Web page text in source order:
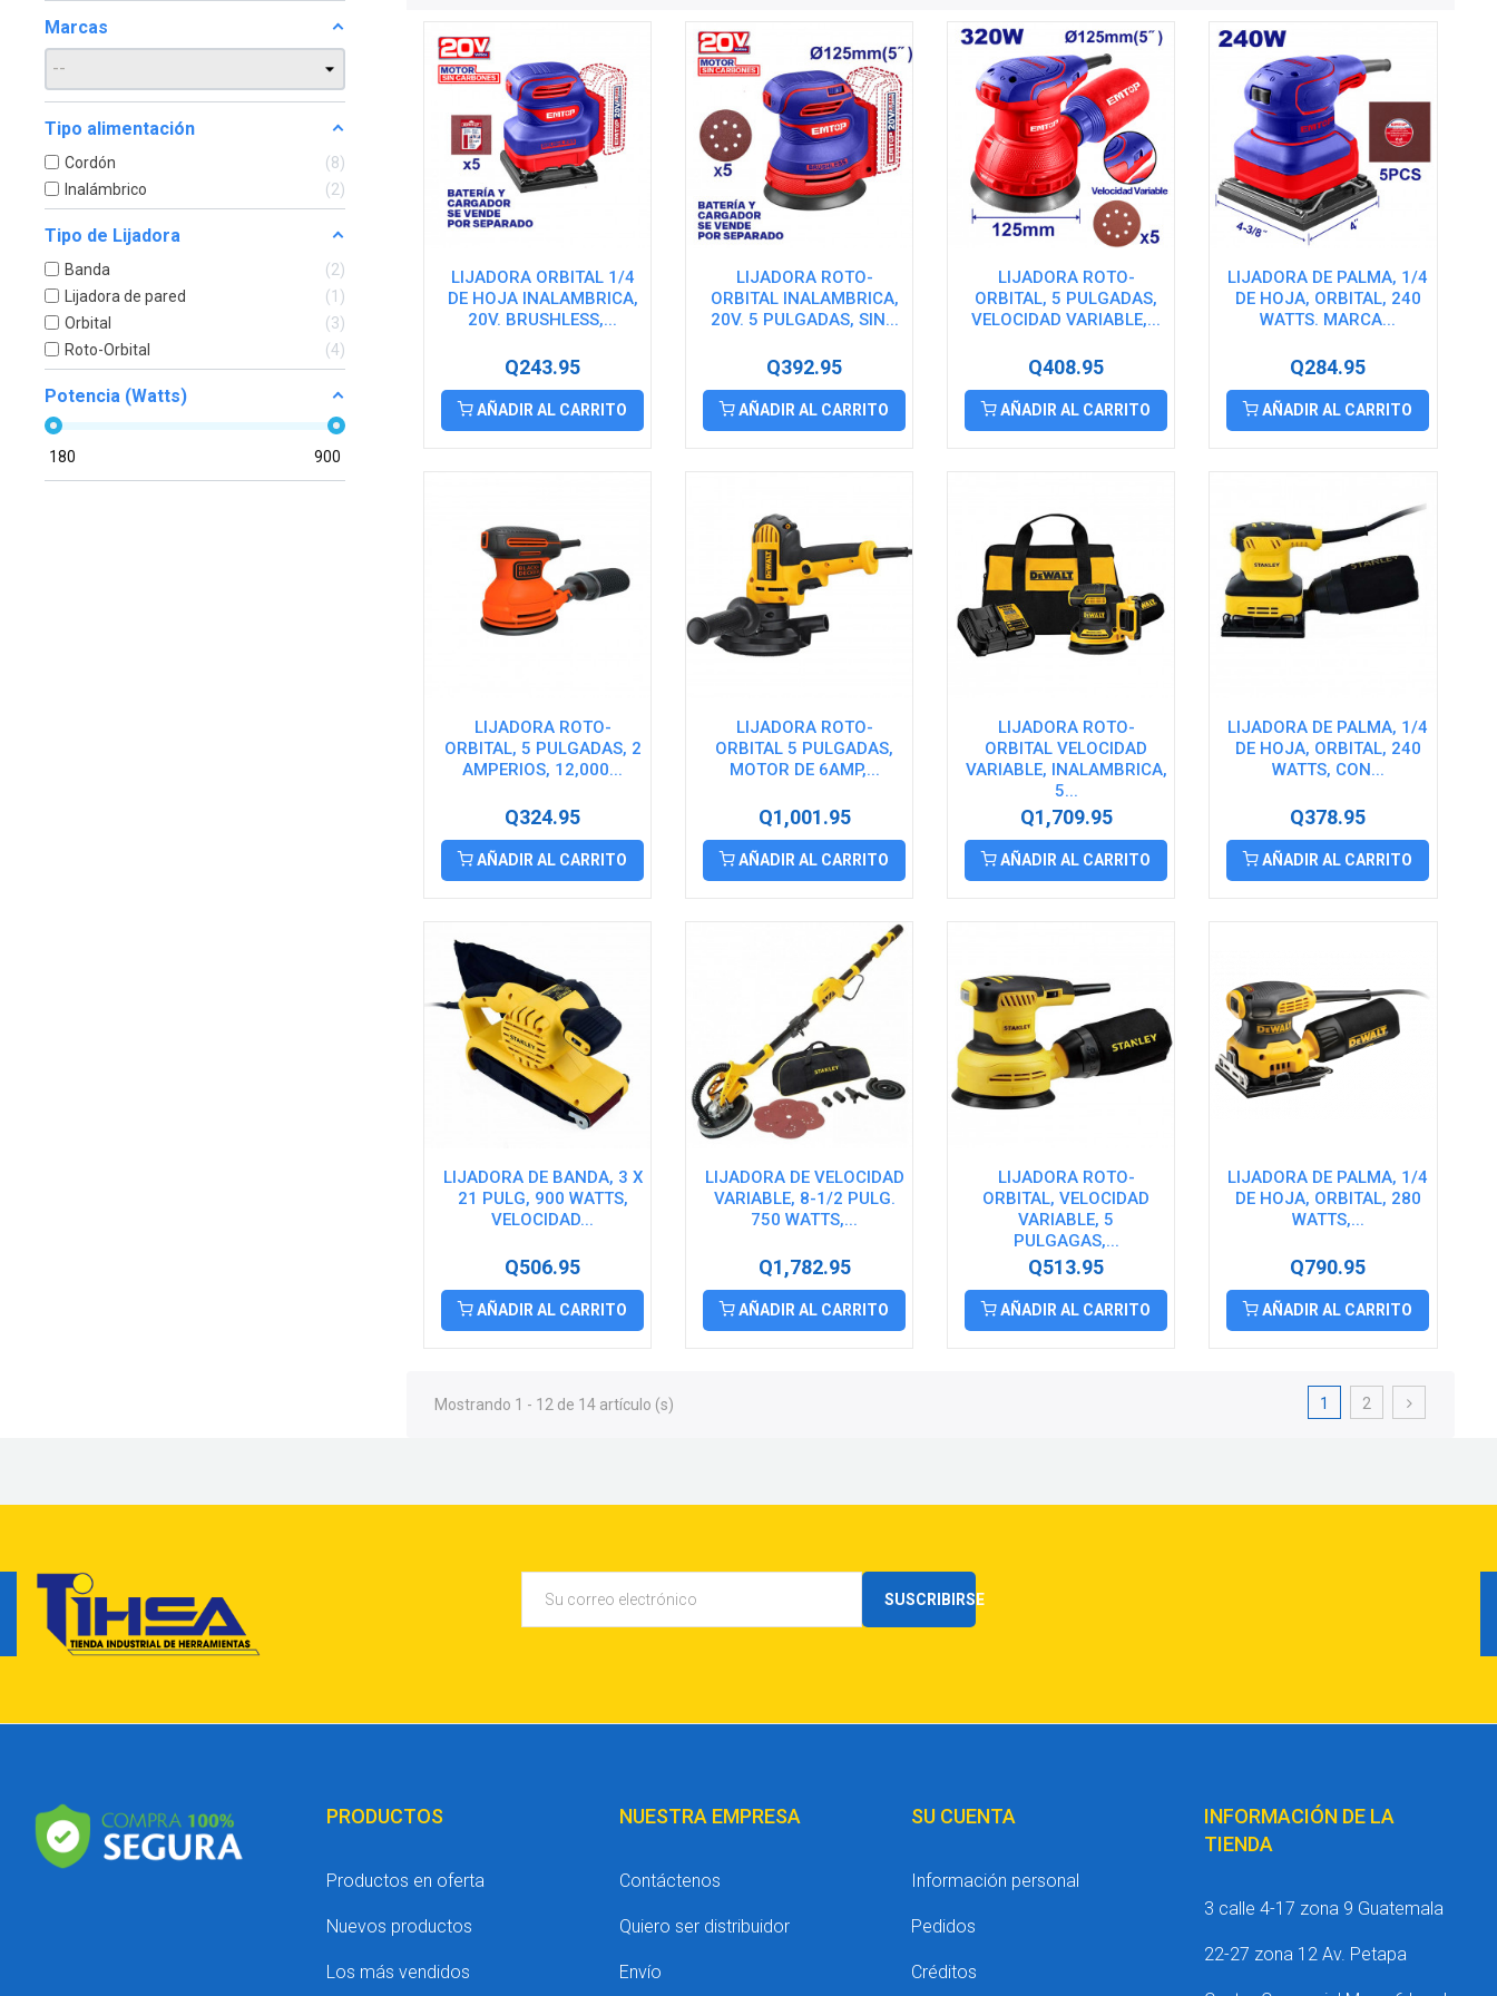
Marcas
Tipo alimentación
Cordón
8
Inalámbrico
2
Tipo de Lijadora
Banda
2
Lijadora de pared
1
Orbital
3
Roto-Orbital
4
Potencia (Watts)
180 900
LIJADORA ORBITAL 1/4
DE HOJA INALAMBRICA,
20V. BRUSHLESS,...
Q243.95
AÑADIR AL CARRITO
LIJADORA ROTO-
ORBITAL INALAMBRICA,
20V. 5 PULGADAS, SIN...
Q392.95
AÑADIR AL CARRITO
LIJADORA ROTO-
ORBITAL, 5 PULGADAS,
VELOCIDAD VARIABLE,...
Q408.95
AÑADIR AL CARRITO
LIJADORA DE PALMA, 1/4
DE HOJA, ORBITAL, 240
WATTS. MARCA...
Q284.95
AÑADIR AL CARRITO
LIJADORA ROTO-
ORBITAL, 5 PULGADAS, 2
AMPERIOS, 12,000...
Q324.95
AÑADIR AL CARRITO
LIJADORA ROTO-
ORBITAL 5 PULGADAS,
MOTOR DE 6AMP,...
Q1,001.95
AÑADIR AL CARRITO
LIJADORA ROTO-
ORBITAL VELOCIDAD
VARIABLE, INALAMBRICA,
5...
Q1,709.95
AÑADIR AL CARRITO
LIJADORA DE PALMA, 1/4
DE HOJA, ORBITAL, 240
WATTS, CON...
Q378.95
AÑADIR AL CARRITO
LIJADORA DE BANDA, 3 X
21 PULG, 900 WATTS,
VELOCIDAD...
Q506.95
AÑADIR AL CARRITO
LIJADORA DE VELOCIDAD
VARIABLE, 8-1/2 PULG.
750 WATTS,...
Q1,782.95
AÑADIR AL CARRITO
LIJADORA ROTO-
ORBITAL, VELOCIDAD
VARIABLE, 5
PULGAGAS,...
Q513.95
AÑADIR AL CARRITO
LIJADORA DE PALMA, 1/4
DE HOJA, ORBITAL, 280
WATTS,...
Q790.95
AÑADIR AL CARRITO
Mostrando 1 - 12 de 14 artículo (s) 1 2
SUSCRIBIRSE
PRODUCTOS
Productos en oferta
Nuevos productos
Los más vendidos
NUESTRA EMPRESA
Contáctenos
Quiero ser distribuidor
Envío
SU CUENTA
Información personal
Pedidos
Créditos
INFORMACIÓN DE LA
TIENDA
3 calle 4-17 zona 9 Guatemala
22-27 zona 12 Av. Petapa